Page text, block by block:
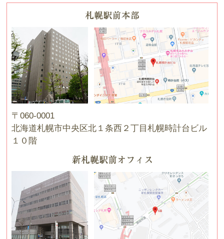
〒060-0001
北海道札幌市中央区北１条西２丁目札幌時計台ビル
１０階